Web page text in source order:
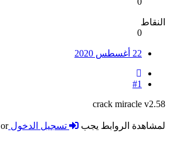
النقاط
0
22 أغسطس 2020
#1
crack miracle v2.58
لمشاهدة الروابط يجب تسجيل الدخولor